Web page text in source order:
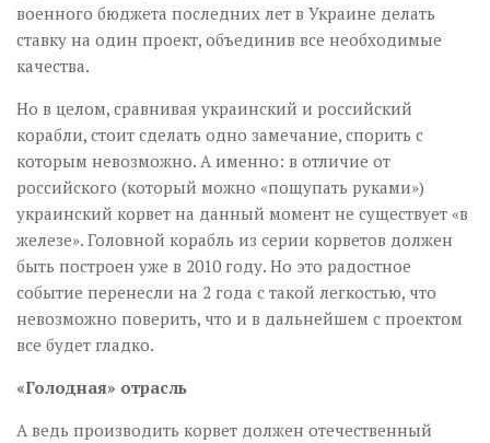
военного бюджета последних лет в Украине делать
ставку на один проект, объединив все необходимые
качества.
Но в целом, сравнивая украинский и российский
корабли, стоит сделать одно замечание, спорить с
которым невозможно. А именно: в отличие от
российского (который можно «пощупать руками»)
украинский корвет на данный момент не существует «в
железе». Головной корабль из серии корветов должен
быть построен уже в 2010 году. Но это радостное
событие перенесли на 2 года с такой легкостью, что
невозможно поверить, что и в дальнейшем с проектом
все будет гладко.
«Голодная» отрасль
А ведь производить корвет должен отечественный